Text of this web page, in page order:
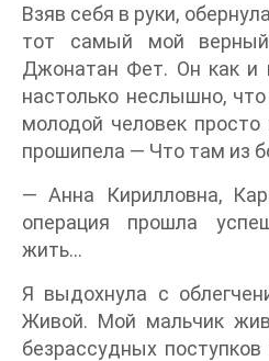
Взяв себя в руки,
тот самый мой верный
Джонатан Фет. Он как и
настолько неслышно,
молодой человек просто
прошипела — Что там из
— Анна Кирилловна,
операция прошла
жить…
Я выдохнула с
Живой. Мой мальчик
безрассудных